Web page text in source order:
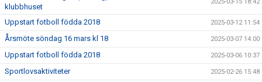
klubbhuset
Uppstart fotboll födda 2018 2025-03-12 11:54
Årsmöte söndag 16 mars kl 18 2025-03-07 14:00
Uppstart fotboll födda 2018 2025-03-06 10:37
Sportlovsaktiviteter 2025-02-26 15:48